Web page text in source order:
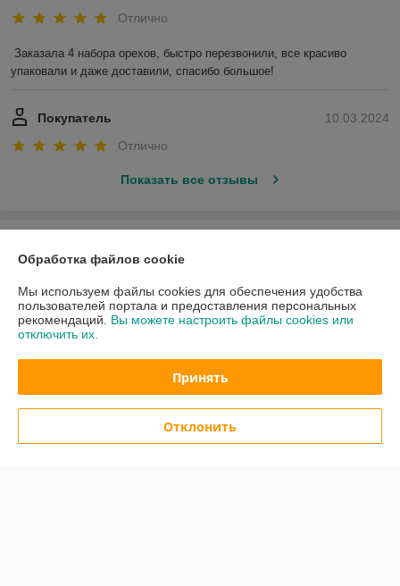
Отлично
Заказала 4 набора орехов, быстро перезвонили, все красиво
упаковали и даже доставили, спасибо большое!
10.03.2024
Покупатель
Отлично
Показать все отзывы
Доставка и оплата
Полная версия сайта
Обработка файлов cookie
Мы используем файлы cookies для обеспечения удобства
пользователей портала и предоставления персональных
рекомендаций. Вы можете настроить файлы cookies или
отключить их.
Принять
Отклонить